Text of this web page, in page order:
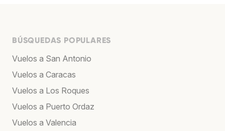
BÚSQUEDAS POPULARES
Vuelos a San Antonio
Vuelos a Caracas
Vuelos a Los Roques
Vuelos a Puerto Ordaz
Vuelos a Valencia